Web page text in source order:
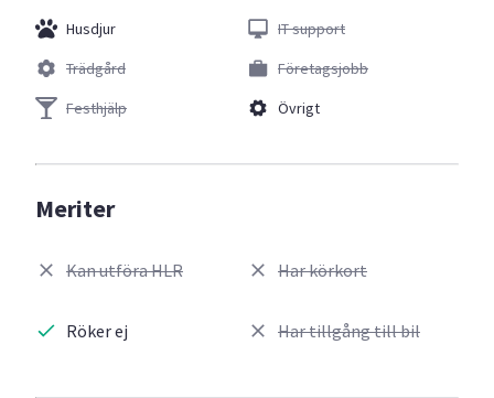
Husdjur
Trädgård
Festhjälp
IT support
Företagsjobb
Övrigt
Meriter
Kan utföra HLR
Röker ej
Har körkort
Har tillgång till bil